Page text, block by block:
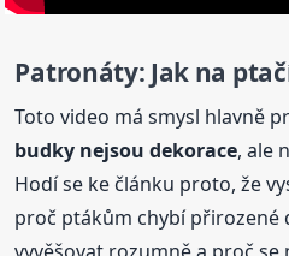
Patronáty: Jak na
Toto video má smysl hlavně
budky nejsou dekorace, ale
Hodí se ke článku proto, že
proč ptákům chybí přirozené
vyvěšovat rozumně a proč